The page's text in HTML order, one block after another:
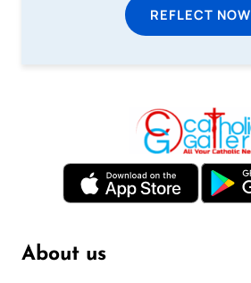
REFLECT NOW
About us